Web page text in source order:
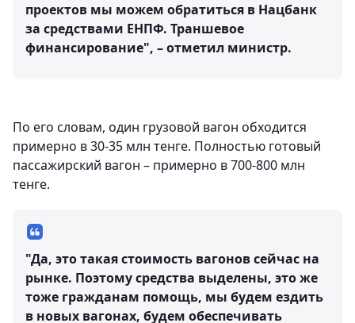
проектов мы можем обратиться в Нацбанк
за средствами ЕНПФ. Траншевое
финансирование", – отметил министр.
По его словам, один грузовой вагон обходится
примерно в 30-35 млн тенге. Полностью готовый
пассажирский вагон – примерно в 700-800 млн
тенге.
"Да, это такая стоимость вагонов сейчас на
рынке. Поэтому средства выделены, это же
тоже гражданам помощь, мы будем ездить
в новых вагонах, будем обеспечивать